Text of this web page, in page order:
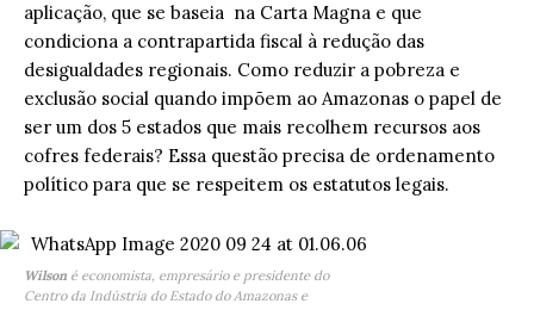
aplicação, que se baseia na Carta Magna e que
condiciona a contrapartida fiscal à redução das
desigualdades regionais. Como reduzir a pobreza e
exclusão social quando impõem ao Amazonas o papel de
ser um dos 5 estados que mais recolhem recursos aos
cofres federais? Essa questão precisa de ordenamento
político para que se respeitem os estatutos legais.
Wilson é economista, empresário e presidente do
Centro da Indústria do Estado do Amazonas e